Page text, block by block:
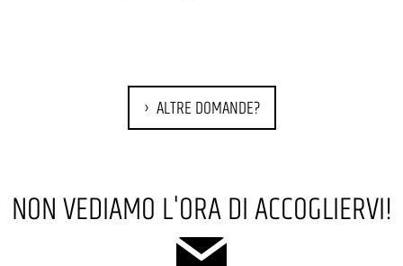
ALTRE DOMANDE?
NON VEDIAMO L'ORA DI ACCOGLIERVI!